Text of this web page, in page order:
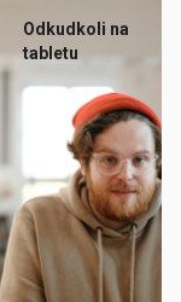
Odkudkoli na
tabletu